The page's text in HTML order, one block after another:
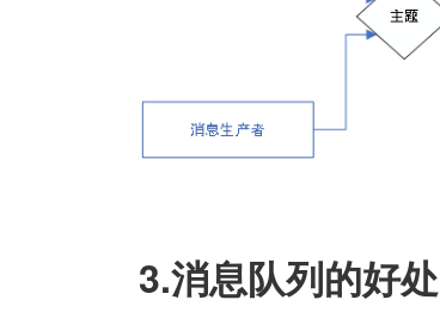
3.消息队列的好处